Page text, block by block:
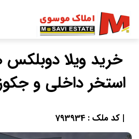
خرید ویلا دوبلکس
استخر داخلی و
| کد ملک : 793934